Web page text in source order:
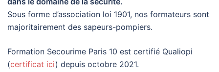
Sous forme d’association loi 1901, nos formateurs sont
majoritairement des sapeurs-pompiers.
Formation Secourime Paris 10 est certifié Qualiopi
(certificat ici) depuis octobre 2021.